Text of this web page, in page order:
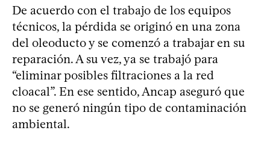
De acuerdo con el trabajo de los equipos
técnicos, la pérdida se originó en una zona
del oleoducto y se comenzó a trabajar en su
reparación. A su vez, ya se trabajó para
“eliminar posibles filtraciones a la red
cloacal”. En ese sentido, Ancap aseguró que
no se generó ningún tipo de contaminación
ambiental.